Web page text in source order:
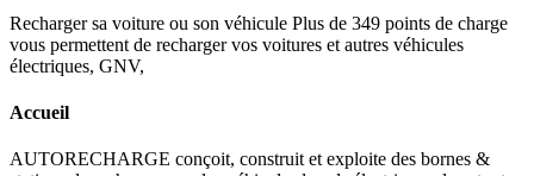
Recharger sa voiture ou son véhicule Plus de 349 points de charge
vous permettent de recharger vos voitures et autres véhicules
électriques, GNV,
Accueil
AUTORECHARGE conçoit, construit et exploite des bornes &